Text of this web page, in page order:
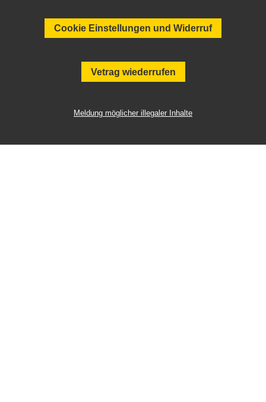
Cookie Einstellungen und Widerruf
Vetrag wiederrufen
Meldung möglicher illegaler Inhalte